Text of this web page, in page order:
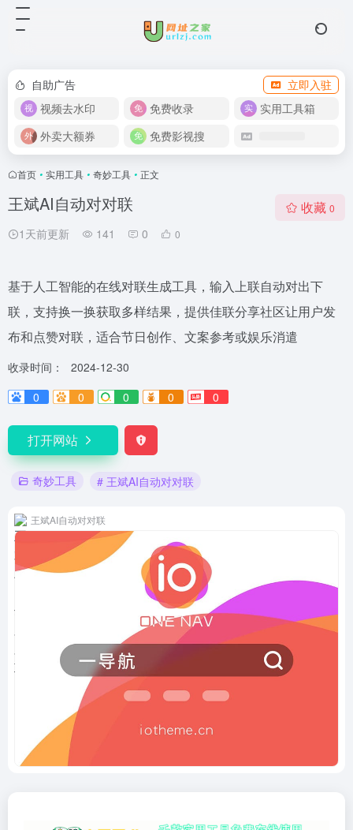
自助广告
立即入驻
视频去水印
免费收录
实用工具箱
外卖大额券
免费影视搜
首页 • 实用工具 • 奇妙工具 • 正文
王斌AI自动对对联
1天前更新 141 0 0
收藏 0
基于人工智能的在线对联生成工具，输入上联自动对出下
联，支持换一换获取多样结果，提供佳联分享社区让用户发
布和点赞对联，适合节日创作、文案参考或娱乐消遣
收录时间：
2024-12-30
0
0 0 0 0
打开网站
奇妙工具 # 王斌AI自动对对联
王斌AI自动对对联